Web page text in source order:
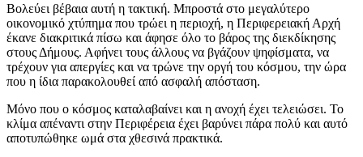
Βολεύει βέβαια αυτή η τακτική. Μπροστά στο μεγαλύτερο
οικονομικό χτύπημα που τρώει η περιοχή, η Περιφερειακή Αρχή
έκανε διακριτικά πίσω και άφησε όλο το βάρος της διεκδίκησης
στους Δήμους. Αφήνει τους άλλους να βγάζουν ψηφίσματα, να
τρέχουν για απεργίες και να τρώνε την οργή του κόσμου, την ώρα
που η ίδια παρακολουθεί από ασφαλή απόσταση.
Μόνο που ο κόσμος καταλαβαίνει και η ανοχή έχει τελειώσει. Το
κλίμα απέναντι στην Περιφέρεια έχει βαρύνει πάρα πολύ και αυτό
αποτυπώθηκε ωμά στα χθεσινά πρακτικά.